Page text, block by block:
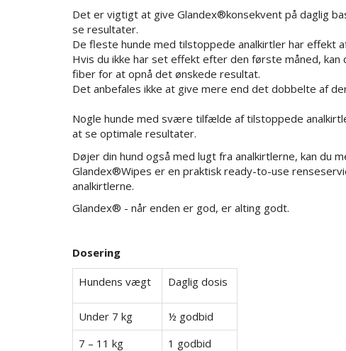
Det er vigtigt at give Glandex®konsekvent på daglig
se resultater.
De fleste hunde med tilstoppede analkirtler har effekt
Hvis du ikke har set effekt efter den første måned,
fiber for at opnå det ønskede resultat.
Det anbefales ikke at give mere end det dobbelte af
Nogle hunde med svære tilfælde af tilstoppede
at se optimale resultater.
Døjer din hund også med lugt fra analkirtlerne, kan du
Glandex®Wipes er en praktisk ready-to-use
analkirtlerne.
Glandex® - når enden er god, er alting godt.
Dosering
Hundens vægt Daglig dosis
Under 7 kg
½ godbid
7 – 11 kg
1 godbid